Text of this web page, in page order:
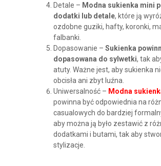
Detale – Modna sukienka mini
dodatki lub detale, które ją
ozdobne guziki, hafty, koronki,
falbanki.
Dopasowanie – Sukienka
dopasowana do sylwetki, tak
atuty. Ważne jest, aby sukienka
obcisła ani zbyt luźna.
Uniwersalność – Modna
powinna być odpowiednia na
casualowych do bardziej
aby można ją było zestawić z
dodatkami i butami, tak aby
stylizacje.